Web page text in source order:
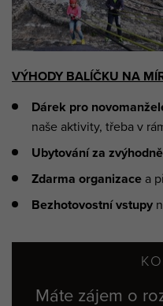
VÝHODY BALÍČKU NA
Dárek pro
naše aktivity, třeba v
Ubytování za
Zdarma organizace a
Bezhotovostní vstupy
Máte zájem o